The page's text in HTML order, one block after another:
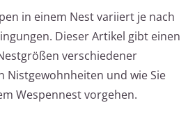
in einem Nest variiert je nach
Dieser Artikel gibt einen
verschiedener
Nistgewohnheiten und wie Sie
Wespennest vorgehen.